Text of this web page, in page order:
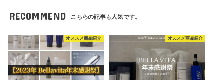
RECOMMEND こちらの記事も人気です。
オススメ商品紹介 オススメ商品紹介